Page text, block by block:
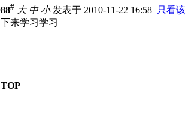
88# 大 中 小发表于 2010-11-22 16:58 只看
下来学习学习
TOP